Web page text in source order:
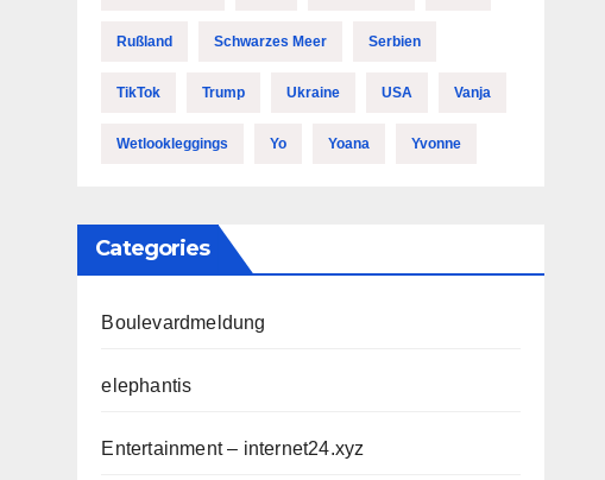
Rußland Schwarzes Meer Serbien
TikTok Trump Ukraine USA Vanja
Wetlookleggings Yo Yoana Yvonne
Categories
Boulevardmeldung
elephantis
Entertainment – internet24.xyz